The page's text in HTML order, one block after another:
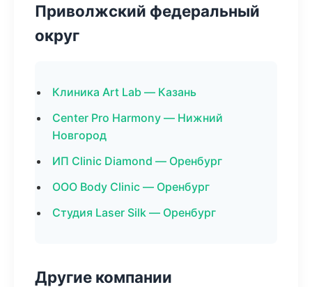
Приволжский федеральный
округ
Клиника Art Lab — Казань
Center Pro Harmony — Нижний
Новгород
ИП Clinic Diamond — Оренбург
ООО Body Clinic — Оренбург
Студия Laser Silk — Оренбург
Другие компании